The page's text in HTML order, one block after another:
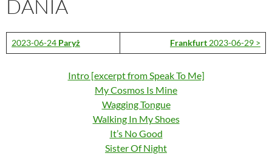
DANIA
2023-06-24 Paryż Frankfurt 2023-06-29 >
Intro [excerpt from Speak To Me]
My Cosmos Is Mine
Wagging Tongue
Walking In My Shoes
It’s No Good
Sister Of Night